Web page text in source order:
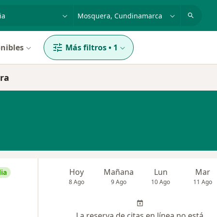
Más filtros• 1
Hoy
8 Ago
Mañana
9 Ago
Lun
10 Ago
Mar
11 Ago